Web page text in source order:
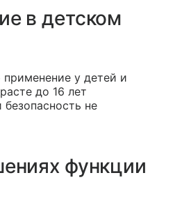
в детском
применение у детей и
до 16 лет
не
функции